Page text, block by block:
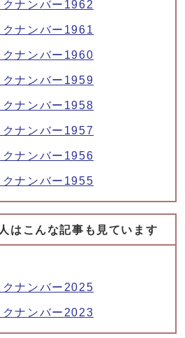
ナンバー1962
ナンバー1961
クナンバー1960
クナンバー1959
クナンバー1958
ナンバー1957
クナンバー1956
クナンバー1955
はこんな記事も見ています
クナンバー2025
クナンバー2023